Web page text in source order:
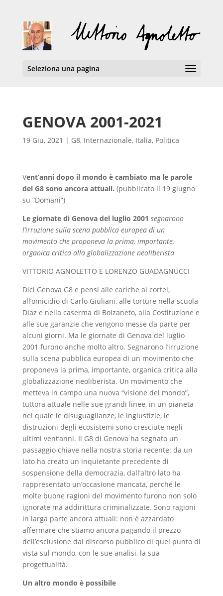
Seleziona una pagina
GENOVA 2001-2021
19 Giu, 2021 | G8, Internazionale, Italia, Politica
Vent’anni dopo il mondo è cambiato ma le parole
del G8 sono ancora attuali. (pubblicato il 19 giugno
su “Domani”)
Le giornate di Genova del luglio 2001 segnarono
l’irruzione sulla scena pubblica europea di un
movimento che proponeva la prima, importante,
organica critica alla globalizzazione neoliberista
VITTORIO AGNOLETTO E LORENZO GUADAGNUCCI
Dici Genova G8 e pensi alle cariche ai cortei,
all’omicidio di Carlo Giuliani, alle torture nella scuola
Diaz e nella caserma di Bolzaneto, alla Costituzione e
alle sue garanzie che vengono messe da parte per
alcuni giorni. Ma le giornate di Genova del luglio
2001 furono anche molto altro. Segnarono l’irruzione
sulla scena pubblica europea di un movimento che
proponeva la prima, importante, organica critica alla
globalizzazione neoliberista. Un movimento che
metteva in campo una nuova “visione del mondo”,
tuttora attuale nelle sue grandi linee, in un pianeta
nel quale le disuguaglianze, le ingiustizie, le
distruzioni degli ecosistemi sono cresciute negli
ultimi vent’anni. Il G8 di Genova ha segnato un
passaggio chiave nella nostra storia recente: da un
lato ha creato un inquietante precedente di
sospensione della democrazia, dall’altro lato ha
rappresentato un’occasione mancata, perché le
molte buone ragioni del movimento furono non solo
ignorate ma addirittura criminalizzate. Sono ragioni
in larga parte ancora attuali: non è azzardato
affermare che stiamo ancora pagando il prezzo
dell’esclusione dal discorso pubblico di quel punto di
vista sul mondo, con le sue analisi, la sua
progettualità.
Un altro mondo è possibile